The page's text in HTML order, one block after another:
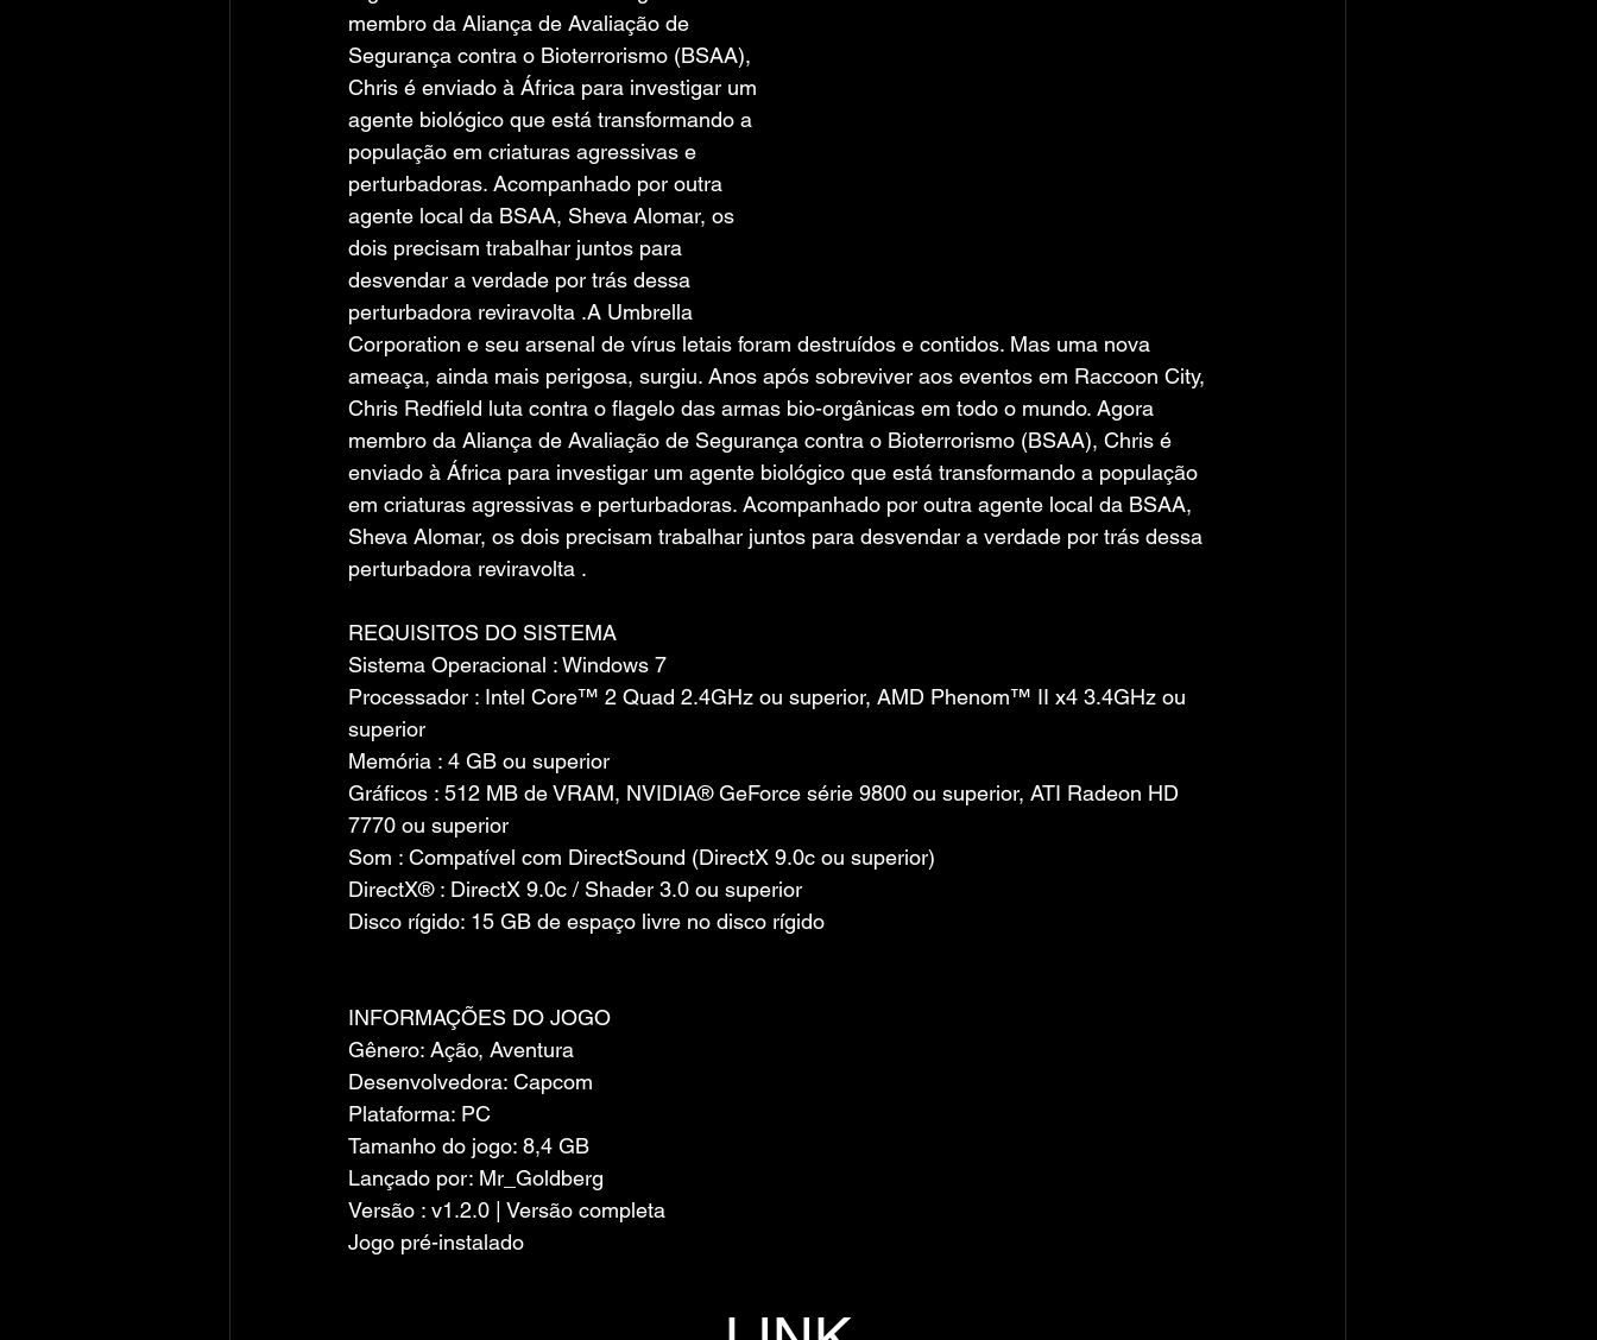
membro da Aliança de Avaliação de
Segurança contra o Bioterrorismo (BSAA),
Chris é enviado à África para investigar um
agente biológico que está transformando a
população em criaturas agressivas e
perturbadoras. Acompanhado por outra
agente local da BSAA, Sheva Alomar, os
dois precisam trabalhar juntos para
desvendar a verdade por trás dessa
perturbadora reviravolta .A Umbrella
Corporation e seu arsenal de vírus letais foram destruídos e contidos. Mas uma nova
ameaça, ainda mais perigosa, surgiu. Anos após sobreviver aos eventos em Raccoon City,
Chris Redfield luta contra o flagelo das armas bio-orgânicas em todo o mundo. Agora
membro da Aliança de Avaliação de Segurança contra o Bioterrorismo (BSAA), Chris é
enviado à África para investigar um agente biológico que está transformando a população
em criaturas agressivas e perturbadoras. Acompanhado por outra agente local da BSAA,
Sheva Alomar, os dois precisam trabalhar juntos para desvendar a verdade por trás dessa
perturbadora reviravolta .
REQUISITOS DO SISTEMA
Sistema Operacional : Windows 7
Processador : Intel Core™ 2 Quad 2.4GHz ou superior, AMD Phenom™ II x4 3.4GHz ou
superior
Memória : 4 GB ou superior
Gráficos : 512 MB de VRAM, NVIDIA® GeForce série 9800 ou superior, ATI Radeon HD
7770 ou superior
Som : Compatível com DirectSound (DirectX 9.0c ou superior)
DirectX® : DirectX 9.0c / Shader 3.0 ou superior
Disco rígido: 15 GB de espaço livre no disco rígido
INFORMAÇÕES DO JOGO
Gênero: Ação, Aventura
Desenvolvedora: Capcom
Plataforma: PC
Tamanho do jogo: 8,4 GB
Lançado por: Mr_Goldberg
Versão : v1.2.0 | Versão completa
Jogo pré-instalado